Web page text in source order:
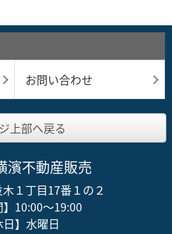
お問い合わせ
上部へ戻る
濱不動産販売
１丁目17番１の２
】10:00～19:00
日】水曜日